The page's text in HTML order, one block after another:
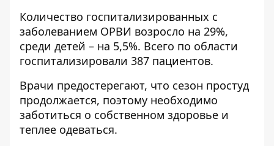
Количество госпитализированных с
заболеванием ОРВИ возросло на 29%,
среди детей – на 5,5%. Всего по области
госпитализировали 387 пациентов.
Врачи предостерегают, что сезон простуд
продолжается, поэтому необходимо
заботиться о собственном здоровье и
теплее одеваться.